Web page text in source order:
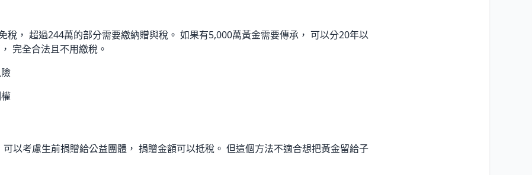
稅， 超過244萬的部分需要繳納贈與稅。 如果有5,000萬黃金需要傳承， 可以分20年以
完全合法且不用繳稅。
以考慮生前捐贈給公益團體， 捐贈金額可以抵稅。 但這個方法不適合想把黃金留給子